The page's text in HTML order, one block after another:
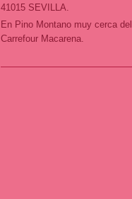
41015 SEVILLA.
En Pino Montano muy cerca del
Carrefour Macarena.